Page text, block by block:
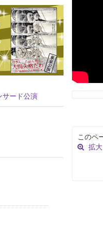
サード公演
このペ
拡大